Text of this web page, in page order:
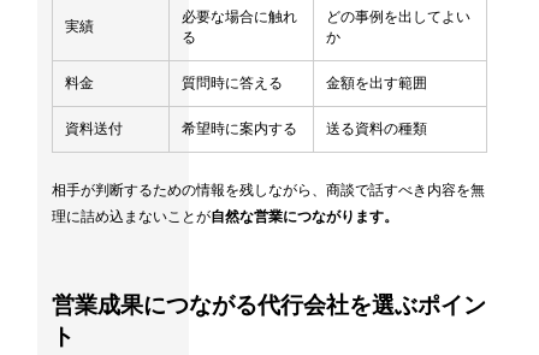
実績
必要な場合に触れ
る
どの事例を出してよい
か
料金 質問時に答える 金額を出す範囲
資料送付 希望時に案内する 送る資料の種類
相手が判断するための情報を残しながら、商談で話すべき内容を無
理に詰め込まないことが自然な営業につながります。
営業成果につながる代行会社を選ぶポイン
ト